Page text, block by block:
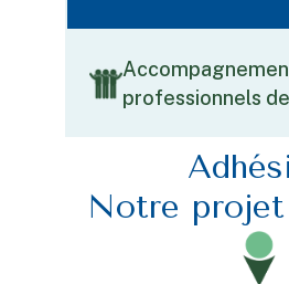
professionnels
Notre